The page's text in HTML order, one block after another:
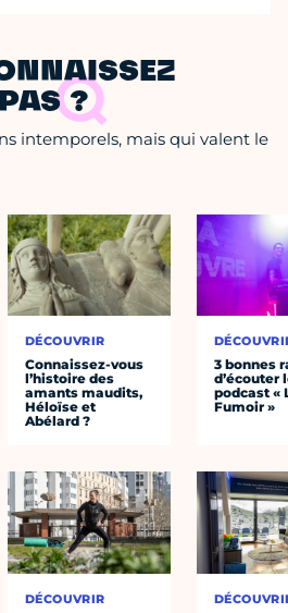
?
intemporels, mais qui valent le
DÉCOUVRIR
Connaissez-vous
l’histoire des
amants maudits,
Héloïse et
Abélard ?
DÉCOUVRIR
3 bonnes
d’écouter
podcast «
Fumoir »